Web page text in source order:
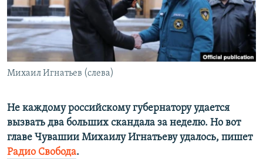
ПОБЕДИТЕЛЕЙ НЕ СУДЯТ?
КРЫМ.НЕПОКОРЕННЫЙ
ELIFBE
УКРАИНСКАЯ ПРОБЛЕМА КРЫМА
ПРИСОЕДИНЯЙТЕСЬ!
Михаил Игнатьев (слева)
Не каждому российскому губернатору удается
вызвать два больших скандала за неделю. Но вот
главе Чувашии Михаилу Игнатьеву удалось, пишет
Радио Свобода.